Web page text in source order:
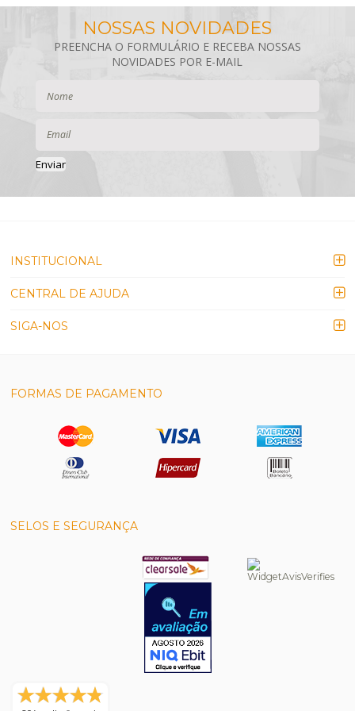
Enviar
INSTITUCIONAL
CENTRAL DE AJUDA
SIGA-NOS
FORMAS DE PAGAMENTO
SELOS E SEGURANÇA